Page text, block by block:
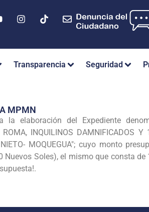
Transparencia Seguridad
MPMN
la elaboración del Expediente
INQUILINOS DAMNIFICADOS Y
MOQUEGUA"; cuyo monto
Nuevos Soles), el mismo que consta